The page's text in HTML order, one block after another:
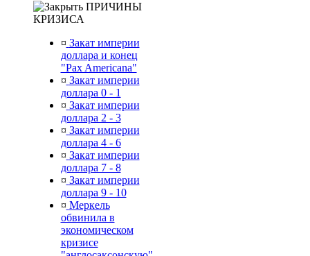
ПРИЧИНЫ
КРИЗИСА
¤ Закат империи
доллара и конец
"Pax Americana"
¤ Закат империи
доллара 0 - 1
¤ Закат империи
доллара 2 - 3
¤ Закат империи
доллара 4 - 6
¤ Закат империи
доллара 7 - 8
¤ Закат империи
доллара 9 - 10
¤ Меркель
обвинила в
экономическом
кризисе